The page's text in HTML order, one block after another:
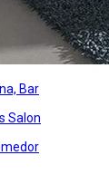
Bar
Salon